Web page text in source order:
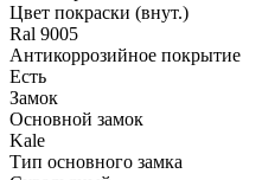
Цвет покраски (внут.)
Ral 9005
Антикоррозийное покрытие
Есть
Замок
Основной замок
Kale
Тип основного замка